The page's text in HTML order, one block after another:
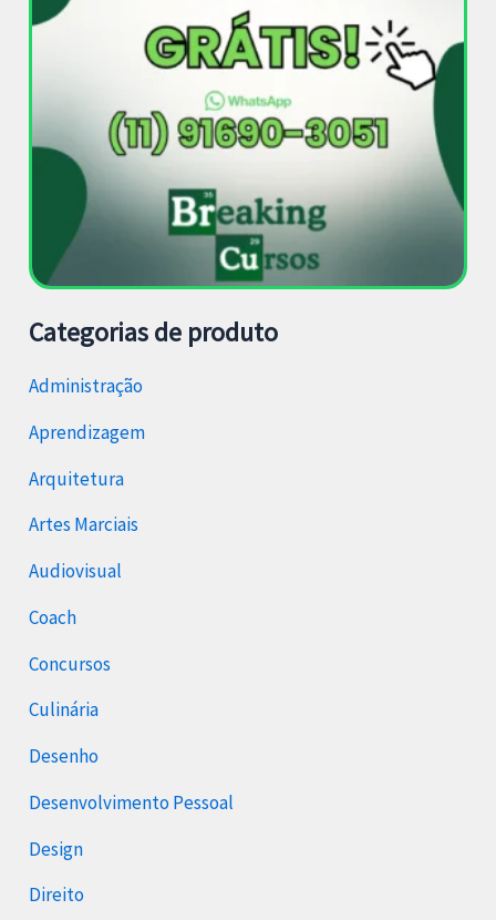
Categorias de produto
Administração
Aprendizagem
Arquitetura
Artes Marciais
Audiovisual
Coach
Concursos
Culinária
Desenho
Desenvolvimento Pessoal
Design
Direito